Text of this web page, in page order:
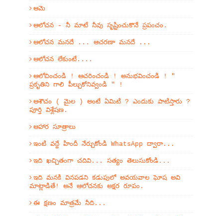
ఆమె
ఆలోచన - నీ మాటే నీవు సృష్టించుకొనే ప్రపంచం.
ఆలోచన మనదే ... ఆచరణా మనదే ...
ఆలోచన లేకుంటే....
ఆలోచించండి ! ఆచరించండి ! అనుభవించండి ! "
ప్రకృతిని గాలి పీల్చుకోనివ్వండి " !
ఆశౌచం ( మైల ) అంటే ఏమిటి ? ఎందుకు పాటిస్తారు ?
పూర్తి విశ్లేషణ.
ఆహార సూత్రాలు
ఇంటి వద్దే హిందీ నేర్చుకోండి WhatsApp ద్వారా...
ఇది ఖచ్చితంగా చదివి... సత్యం తెలుసుకోండి...
ఇది మనకి వినపడని కడుపులో అవయవాల ఘోష అవి
మాట్లాడితే! అనే ఆలోచనకు అక్షర రూపం.
ఈ క్షణం మాత్రమే నీది...